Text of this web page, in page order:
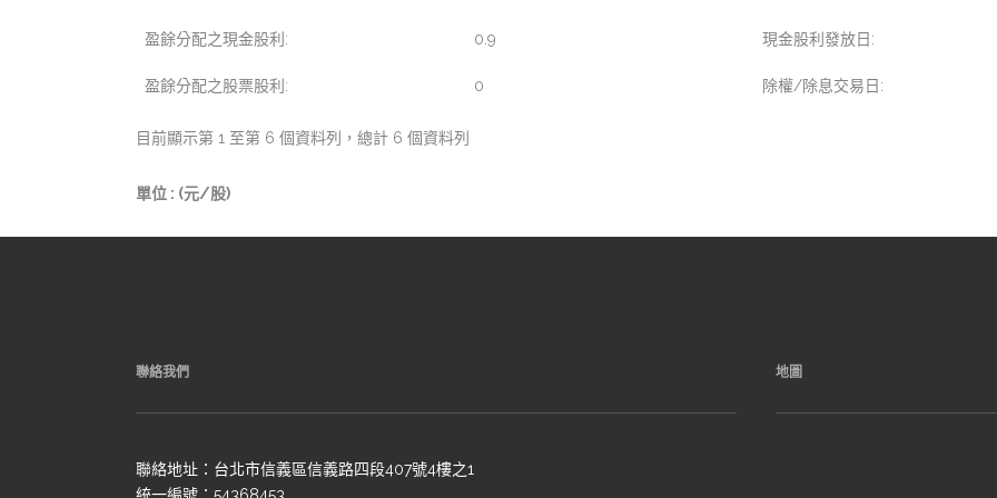
盈餘分配之現金股利: 0.9 現金股利發放日:
盈餘分配之股票股利: 0 除權/除息交易日:
目前顯示第 1 至第 6 個資料列，總計 6 個資料列
單位 : (元/股)
聯絡我們
聯絡地址：台北市信義區信義路四段407號4樓之1
地圖